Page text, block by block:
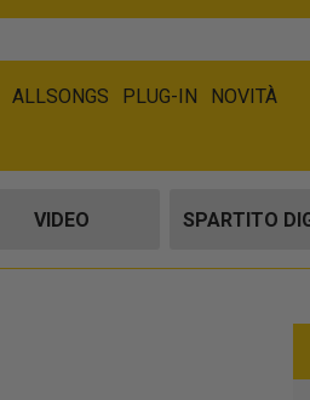
ALLSONGS PLUG-IN
NOVITÀ
VIDEO SPARTITO